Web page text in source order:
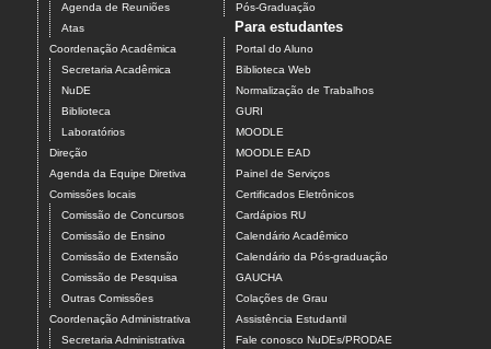
Agenda de Reuniões
Atas
Coordenação Acadêmica
Secretaria Acadêmica
NuDE
Biblioteca
Laboratórios
Direção
Agenda da Equipe Diretiva
Comissões locais
Comissão de Concursos
Comissão de Ensino
Comissão de Extensão
Comissão de Pesquisa
Outras Comissões
Coordenação Administrativa
Secretaria Administrativa
Pós-Graduação
Para estudantes
Portal do Aluno
Biblioteca Web
Normalização de Trabalhos
GURI
MOODLE
MOODLE EAD
Painel de Serviços
Certificados Eletrônicos
Cardápios RU
Calendário Acadêmico
Calendário da Pós-graduação
GAUCHA
Colações de Grau
Assistência Estudantil
Fale conosco NuDEs/PRODAE